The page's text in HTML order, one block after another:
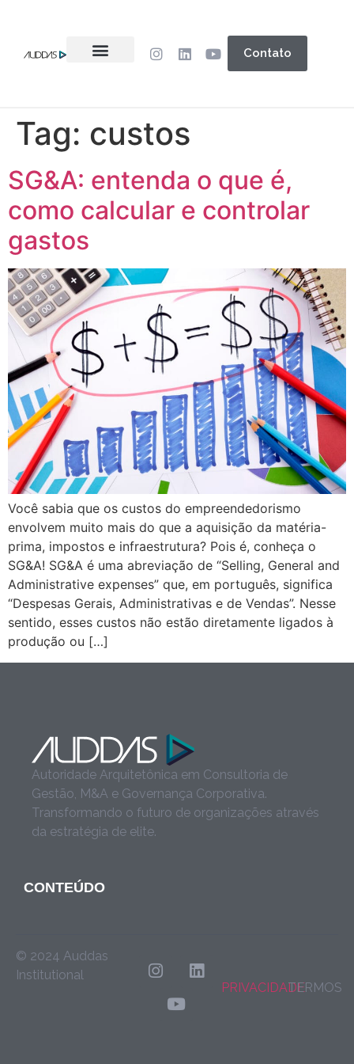
Contato
Tag: custos
SG&A: entenda o que é,
como calcular e controlar
gastos
Você sabia que os custos do empreendedorismo
envolvem muito mais do que a aquisição da matéria-
prima, impostos e infraestrutura? Pois é, conheça o
SG&A! SG&A é uma abreviação de “Selling, General and
Administrative expenses” que, em português, significa
“Despesas Gerais, Administrativas e de Vendas”. Nesse
sentido, esses custos não estão diretamente ligados à
produção ou […]
Autoridade Arquitetônica em Consultoria de
Gestão, M&A e Governança Corporativa.
Transformando o futuro de organizações através
da estratégia de elite.
CONTEÚDO
© 2024 Auddas
Institutional
PRIVACIDADETERMOS